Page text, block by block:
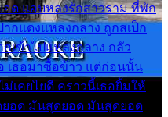
ด แอบหลงรักสาวราม ที่พัก
ากแดงแหลงกลาง ถูกสเป็ก
เข้าไปแหลงกลาง กลัว
เธอมาซื้อข้าว แต่ก่อนนั้น
ม่เคยไยดี คราวนี้เธอยิ้มให้
ยอด มันสุดยอด มันสุดยอด